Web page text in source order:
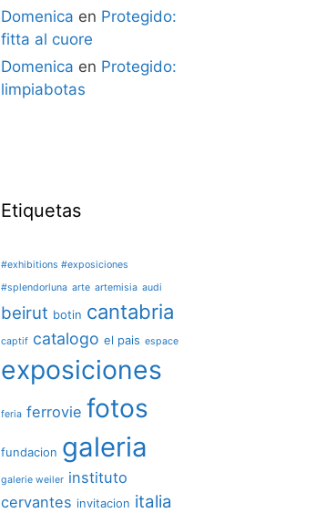
Domenica en Protegido:
fitta al cuore
Domenica en Protegido:
limpiabotas
Etiquetas
#exhibitions #exposiciones
#splendorluna arte artemisia audi
beirut botin cantabria
captif catalogo el pais espace
exposiciones
feria ferrovie fotos
fundacion galeria
galerie weiler instituto
cervantes invitacion italia